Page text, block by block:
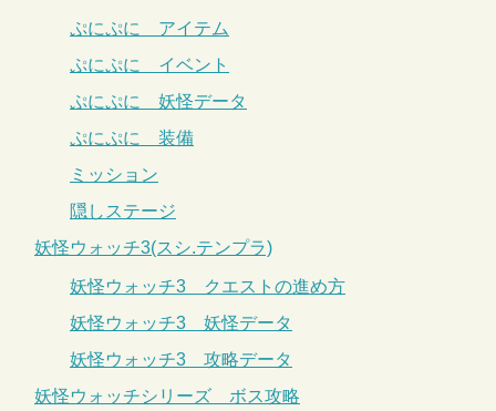
ぷにぷに アイテム
ぷにぷに イベント
ぷにぷに 妖怪データ
ぷにぷに 装備
ミッション
隠しステージ
妖怪ウォッチ3(スシ.テンプラ)
妖怪ウォッチ3 クエストの進め方
妖怪ウォッチ3 妖怪データ
妖怪ウォッチ3 攻略データ
妖怪ウォッチシリーズ ボス攻略